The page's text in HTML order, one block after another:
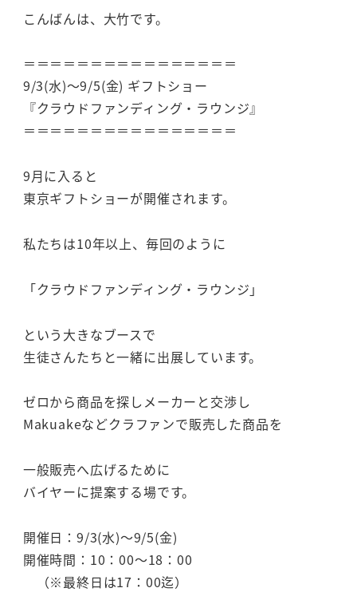
こんばんは、大竹です。
＝＝＝＝＝＝＝＝＝＝＝＝＝＝＝＝
9/3(水)～9/5(金) ギフトショー
『クラウドファンディング・ラウンジ』
＝＝＝＝＝＝＝＝＝＝＝＝＝＝＝＝
9月に入ると
東京ギフトショーが開催されます。
私たちは10年以上、毎回のように
「クラウドファンディング・ラウンジ」
という大きなブースで
生徒さんたちと一緒に出展しています。
ゼロから商品を探しメーカーと交渉し
Makuakeなどクラファンで販売した商品を
一般販売へ広げるために
バイヤーに提案する場です。
開催日：9/3(水)～9/5(金)
開催時間：10：00～18：00
（※最終日は17：00迄）